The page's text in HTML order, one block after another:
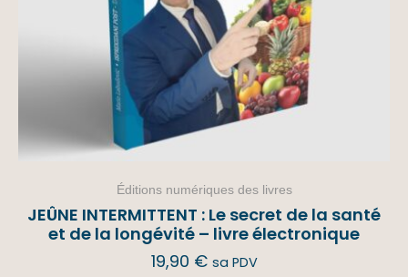
Éditions numériques des livres
JEÛNE INTERMITTENT : Le secret de la santé
et de la longévité – livre électronique
19,90 € sa PDV